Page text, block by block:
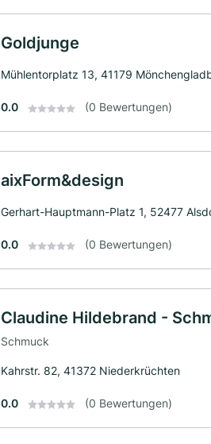
Goldjunge
Mühlentorplatz 13, 41179
0.0 (0 Bewertungen)
aixForm&design
Gerhart-Hauptmann-Platz 1, 52477
0.0 (0 Bewertungen)
Claudine Hildebrand -
Schmuck
Kahrstr. 82, 41372 Niederkrüchten
0.0 (0 Bewertungen)